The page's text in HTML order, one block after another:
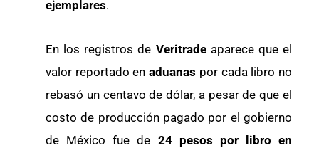
ejemplares.
En los registros de Veritrade aparece que el
valor reportado enaduanas por cada libro no
rebasó un centavo de dólar, a pesar de que el
costo de producción pagado por el gobierno
de México fue de 24 pesos por libro en